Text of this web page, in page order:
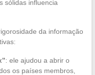
sólidas influencia
da informação
: ele ajudou a abrir o
os países membros,